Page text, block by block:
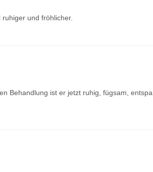
und fröhlicher.
Behandlung ist er jetzt ruhig, fügsam,